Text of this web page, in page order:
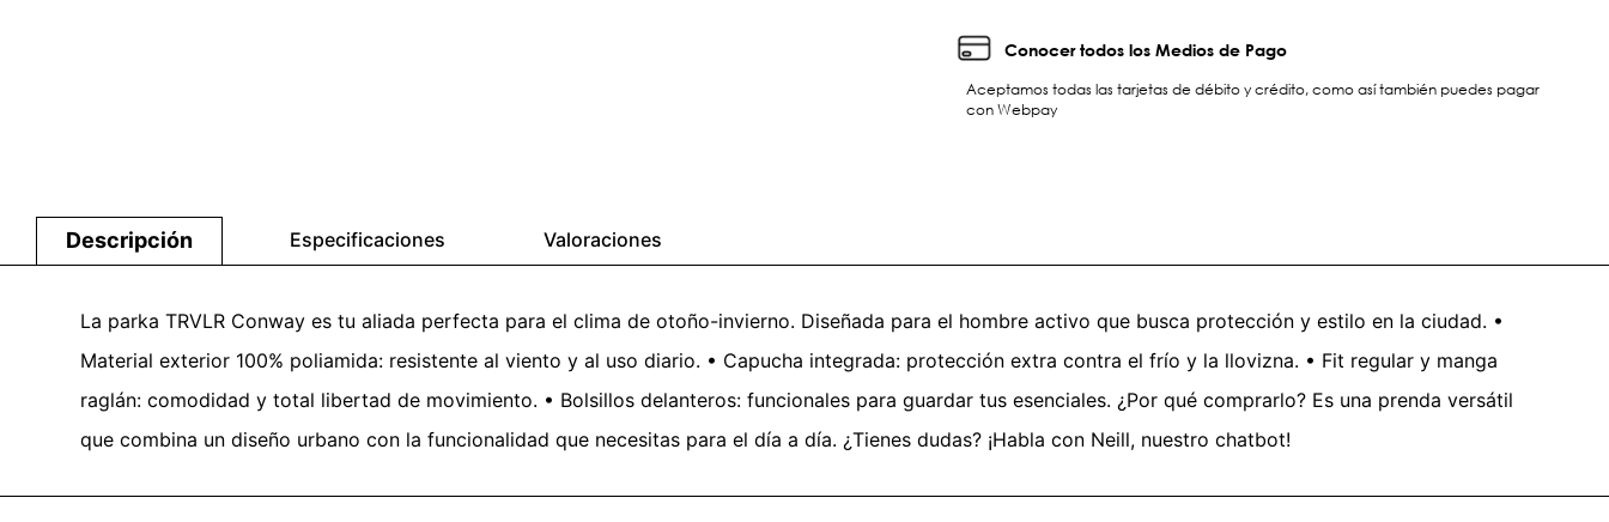
Conocer todos los Medios de Pago
Aceptamos todas las tarjetas de débito y crédito, como así también puedes pagar
con Webpay
Descripción Especificaciones Valoraciones
La parka TRVLR Conway es tu aliada perfecta para el clima de otoño-invierno. Diseñada para el hombre activo que busca protección y estilo en la ciudad. •
Material exterior 100% poliamida: resistente al viento y al uso diario. • Capucha integrada: protección extra contra el frío y la llovizna. • Fit regular y manga
raglán: comodidad y total libertad de movimiento. • Bolsillos delanteros: funcionales para guardar tus esenciales. ¿Por qué comprarlo? Es una prenda versátil
que combina un diseño urbano con la funcionalidad que necesitas para el día a día. ¿Tienes dudas? ¡Habla con Neill, nuestro chatbot!